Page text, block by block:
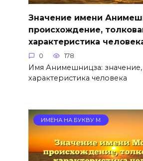
Значение имени
происхождение,
характеристика
0 178
Имя Анимешницза: значение,
характеристика человека
ИМЕНА НА БУКВУ М